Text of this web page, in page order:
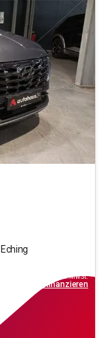
inkl.MwSt.
finanzieren